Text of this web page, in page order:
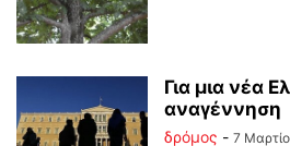
Για μια νέα
αναγέννηση
δρόμος - 7